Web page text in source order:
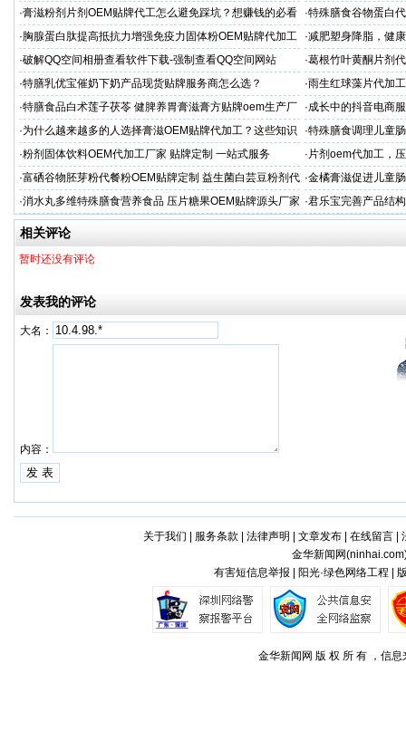
厂
晨泰
·膏滋粉剂片剂OEM贴牌代工怎么避免踩坑？想赚钱的必看 ·特殊膳食谷物蛋白
· 胸腺蛋白肽提高抵抗力增强免疫力固体粉OEM贴牌代加工
服务商
·减肥塑身降脂，健
服务商
·破解QQ空间相册查看软件下载-强制查看QQ空间网站 ·葛根竹叶黄酮片剂
专业
·特膳乳优宝催奶下奶产品现货贴牌服务商怎么选？ ·雨生红球藻片代加
定制
·特膳食品白术莲子茯苓 健脾养胃膏滋膏方贴牌oem生产厂
家
·成长中的抖音电商
土？
·为什么越来越多的人选择膏滋OEM贴牌代加工？这些知识
值得收藏
·特殊膳食调理儿童
代加工
·粉剂固体饮料OEM代加工厂家 贴牌定制 一站式服务 · 片剂oem代加工，
·富硒谷物胚芽粉代餐粉OEM贴牌定制 益生菌白芸豆粉剂代
加工
·金橘膏滋促进儿童
代加工
·消水丸多维特殊膳食营养食品 压片糖果OEM贴牌源头厂家 ·君乐宝完善产品结
相关评论
暂时还没有评论
发表我的评论
大名：
内容：
关于我们 服务条款 法律声明 文章发布| 在线留言|
金华新闻网(ninhai.com
有害短信息举报 | 阳光·绿色网络工程 |
金华新闻网 版 权 所 有 ，信